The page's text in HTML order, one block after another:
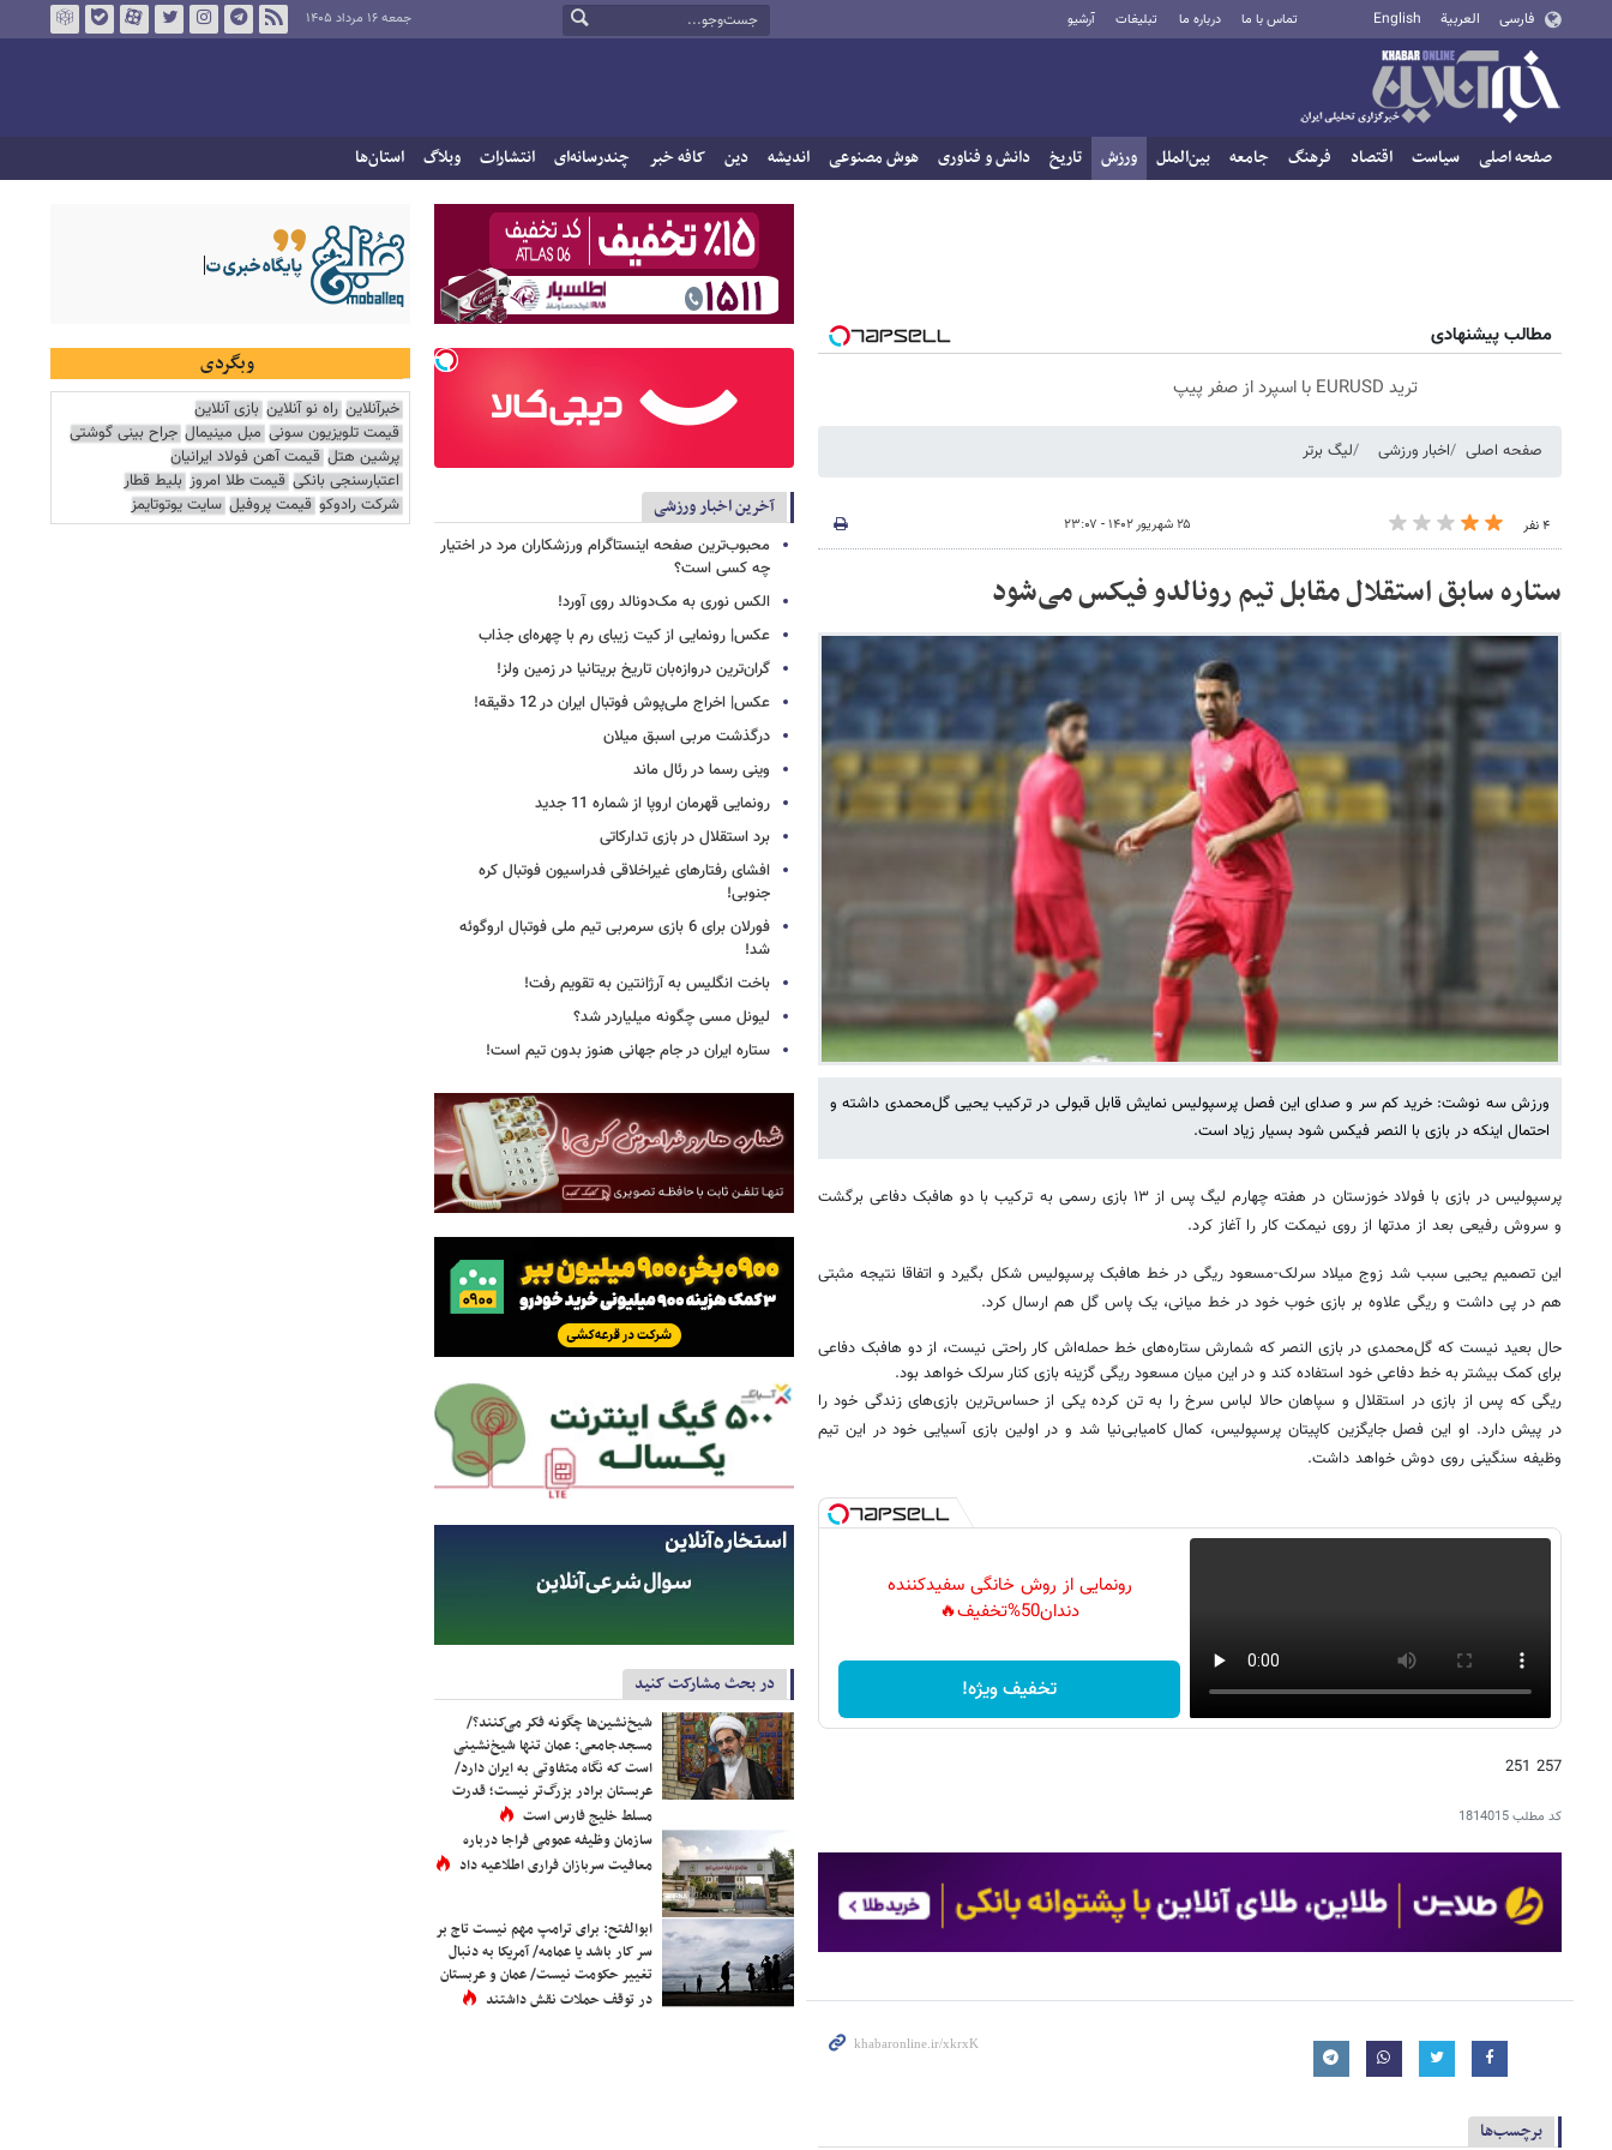
فارسی العربية English تماس با ما درباره ما تبلیغات آرشیو جمعه ۱۶ مرداد ۱۴۰۵
صفحه اصلی سیاست اقتصاد فرهنگ جامعه بین‌الملل ورزش تاریخ دانش و فناوری هوش مصنوعی اندیشه دین کافه خبر چندرسانه‌ای انتشارات وبلاگ استان‌ها
مطالب پیشنهادی
ترید EURUSD با اسپرد از صفر پیپ
صفحه اصلی اخبار ورزشی لیگ برتر
۴ نفر ۲۵ شهریور ۱۴۰۲ - ۲۳:۰۷
ستاره سابق استقلال مقابل تیم رونالدو فیکس می‌شود
ورزش سه نوشت: خرید کم سر و صدای این فصل پرسپولیس نمایش قابل قبولی در ترکیب یحیی گل‌محمدی داشته و
احتمال اینکه در بازی با النصر فیکس شود بسیار زیاد است.
پرسپولیس در بازی با فولاد خوزستان در هفته چهارم لیگ پس از ۱۳ بازی رسمی به ترکیب با دو هافبک دفاعی برگشت
و سروش رفیعی بعد از مدتها از روی نیمکت کار را آغاز کرد.
این تصمیم یحیی سبب شد زوج میلاد سرلک-مسعود ریگی در خط هافبک پرسپولیس شکل بگیرد و اتفاقا نتیجه مثبتی
هم در پی داشت و ریگی علاوه‌ بر بازی خوب خود در خط میانی، یک پاس گل هم ارسال کرد.
حال بعید نیست که گل‌محمدی در بازی النصر که شمارش ستاره‌های خط حمله‌اش کار راحتی نیست، از دو هافبک دفاعی
برای کمک بیشتر به خط دفاعی خود استفاده کند و در این میان مسعود ریگی گزینه بازی کنار سرلک خواهد بود.
ریگی که پس از بازی در استقلال و سپاهان حالا لباس سرخ را به تن کرده یکی از حساس‌ترین بازی‌های زندگی خود را
در پیش دارد. او این فصل جایگزین کاپیتان پرسپولیس، کمال کامیابی‌نیا شد و در اولین بازی آسیایی خود در این تیم
وظیفه سنگینی روی دوش خواهد داشت.
رونمایی از روش خانگی سفیدکننده
دندان50%تخفیف🔥
تخفیف ویژه!
257 251
کد مطلب1814015
برچسب‌ها
آخرین اخبار ورزشی
محبوب‌ترین صفحه اینستاگرام ورزشکاران مرد در اختیار
چه کسی است؟
الکس نوری به مک‌دونالد روی آورد!
عکس| رونمایی از کیت زیبای رم با چهره‌ای جذاب
گران‌ترین دروازه‌بان تاریخ بریتانیا در زمین ولز!
عکس| اخراج ملی‌پوش فوتبال ایران در 12 دقیقه!
درگذشت مربی اسبق میلان
وینی رسما در رئال ماند
رونمایی قهرمان اروپا از شماره 11 جدید
برد استقلال در بازی تدارکاتی
افشای رفتارهای غیراخلاقی فدراسیون فوتبال کره
جنوبی!
فورلان برای 6 بازی سرمربی تیم ملی فوتبال اروگوئه
شد!
باخت انگلیس به آرژانتین به تقویم رفت!
لیونل مسی چگونه میلیاردر شد؟
ستاره ایران در جام جهانی هنوز بدون تیم است!
در بحث مشارکت کنید
شیخ‌نشین‌ها چگونه فکر می‌کنند؟/
مسجدجامعی: عمان تنها شیخ‌نشینی
است که نگاه متفاوتی به ایران دارد/
عربستان برادر بزرگ‌تر نیست؛ قدرت
مسلط خلیج فارس است
سازمان وظیفه عمومی فراجا درباره
معافیت سربازان فراری اطلاعیه داد
ابوالفتح: برای ترامپ مهم نیست تاج بر
سر کار باشد یا عمامه/ آمریکا به دنبال
تغییر حکومت نیست/ عمان و عربستان
در توقف حملات نقش داشتند
وبگردی
خبرآنلاین راه نو آنلاین بازی آنلاین
قیمت تلویزیون سونی مبل مینیمال جراح بینی گوشتی
پرشین هتل قیمت آهن فولاد ایرانیان
اعتبارسنجی بانکی قیمت طلا امروز بلیط قطار
شرکت رادوکو قیمت پروفیل سایت یوتوتایمز